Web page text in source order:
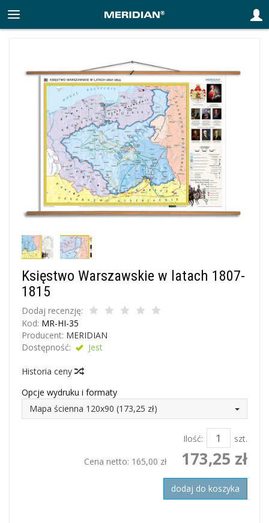
Księstwo Warszawskie w latach 1807-
1815
Dodaj recenzję:
Kod: MR-HI-35
Producent: MERIDIAN
Dostępność:
Jest
Historia ceny
Opcje wydruku i formaty
Mapa ścienna 120x90 (173,25 zł)
Ilość:
szt.
Cena netto: 165,00 zł 173,25 zł
dodaj do koszyka